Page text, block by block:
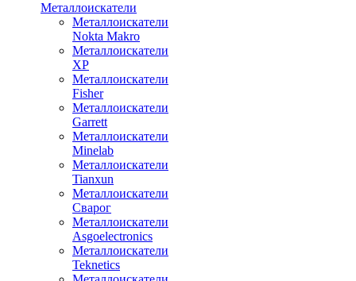
Металлоискатели
Металлоискатели
Nokta Makro
Металлоискатели
XP
Металлоискатели
Fisher
Металлоискатели
Garrett
Металлоискатели
Minelab
Металлоискатели
Tianxun
Металлоискатели
Сварог
Металлоискатели
Asgoelectronics
Металлоискатели
Teknetics